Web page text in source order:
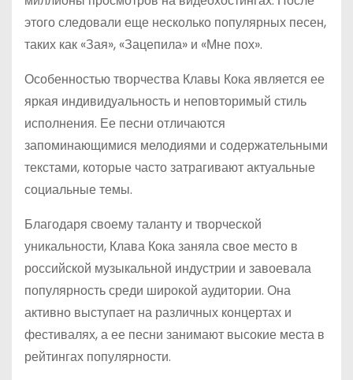
этого следовали еще несколько популярных песен,
таких как «Зая», «Зацепила» и «Мне пох».
Особенностью творчества Клавы Кока является ее
яркая индивидуальность и неповторимый стиль
исполнения. Ее песни отличаются
запоминающимися мелодиями и содержательными
текстами, которые часто затрагивают актуальные
социальные темы.
Благодаря своему таланту и творческой
уникальности, Клава Кока заняла свое место в
российской музыкальной индустрии и завоевала
популярность среди широкой аудитории. Она
активно выступает на различных концертах и
фестивалях, а ее песни занимают высокие места в
рейтингах популярности.